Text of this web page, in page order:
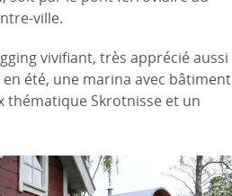
ville.
vivifiant, très apprécié aussi
été, une marina avec bâtiment
thématique Skrotnisse et un